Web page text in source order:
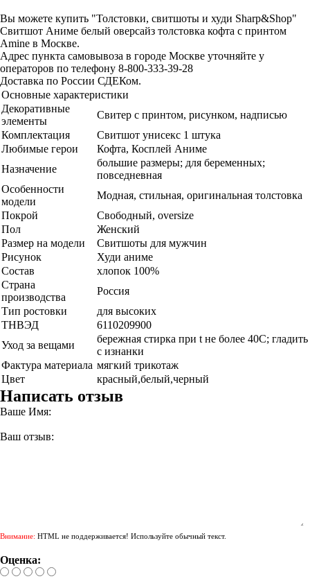
Вы можете купить "Толстовки, свитшоты и худи Sharp&Shop"
Свитшот Аниме белый оверсайз толстовка кофта с принтом
Amine в Москве.
Адрес пункта самовывоза в городе Москве уточняйте у
операторов по телефону 8-800-333-39-28
Доставка по России СДЕКом.
Основные характеристики
Декоративные
элементы
Свитер с принтом, рисунком, надписью
Комплектация
Свитшот унисекс 1 штука
Любимые герои
Кофта, Косплей Аниме
Назначение
большие размеры; для беременных;
повседневная
Особенности
модели
Модная, стильная, оригинальная толстовка
Покрой
Свободный, oversize
Пол
Женский
Размер на модели
Свитшоты для мужчин
Рисунок
Худи аниме
Состав
хлопок 100%
Страна
производства
Россия
Тип ростовки
для высоких
ТНВЭД
6110209900
Уход за вещами
бережная стирка при t не более 40С; гладить
с изнанки
Фактура материала мягкий трикотаж
Цвет
красный,белый,черный
Написать отзыв
Ваше Имя:
Ваш отзыв:
Внимание: HTML не поддерживается! Используйте обычный текст.
Оценка: